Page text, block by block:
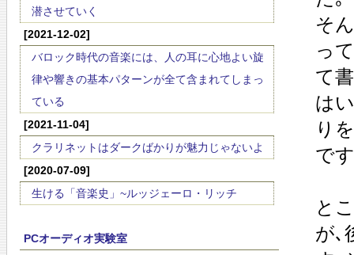
潜させていく
[2021-12-02]
バロック時代の音楽には、人の耳に心地よい旋
律や響きの基本パターンが全て含まれてしまっ
ている
[2021-11-04]
クラリネットはダークばかりが魅力じゃないよ
[2020-07-09]
生ける「音楽史」~ルッジェーロ・リッチ
PCオーディオ実験室
そ
っ
て
は
り
で
と
が､